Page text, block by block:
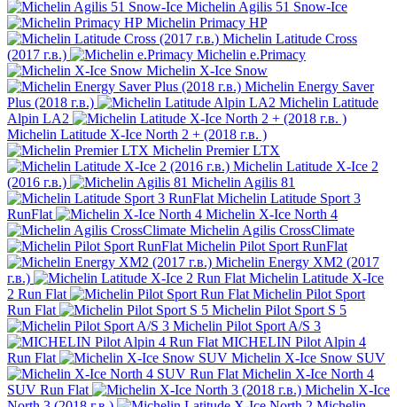
Michelin Agilis 51 Snow-Ice
Michelin Primacy HP
Michelin Latitude Cross
(2017 г.в.)
Michelin e.Primacy
Michelin X-Ice Snow
Michelin Energy Saver
Plus (2018 г.в.)
Michelin Latitude
Alpin LA2
Michelin Latitude X-Ice North 2 + (2018 г.в. )
Michelin Premier LTX
Michelin Latitude X-Ice 2
(2016 г.в.)
Michelin Agilis 81
Michelin Latitude Sport 3
RunFlat
Michelin X-Ice North 4
Michelin Agilis CrossClimate
Michelin Pilot Sport RunFlat
Michelin Energy XM2 (2017
г.в.)
Michelin Latitude X-Ice
2 Run Flat
Michelin Pilot Sport
Run Flat
Michelin Pilot Sport S 5
Michelin Pilot Sport A/S 3
MICHELIN Pilot Alpin 4
Run Flat
Michelin X-Ice Snow SUV
Michelin X-Ice North 4
SUV Run Flat
Michelin X-Ice